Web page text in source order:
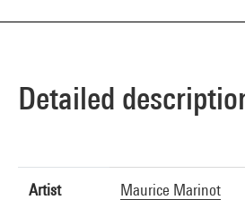
Detailed
Artist
Maurice Marinot